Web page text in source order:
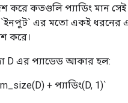
করে কতগুলি প্যাডিং মান
এর মতো একই ধরনের
করে।
D এর প্যাডেড আকার হল:
+ প্যাডিং(D, 1)`